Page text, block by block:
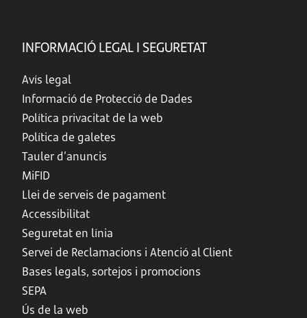
INFORMACIÓ LEGAL I SEGURETAT
Avís legal
Informació de Protecció de Dades
Política privacitat de la web
Política de galetes
Tauler d’anuncis
MiFID
Llei de serveis de pagament
Accessibilitat
Seguretat en línia
Servei de Reclamacions i Atenció al Client
Bases legals, sortejos i promocions
SEPA
Ús de la web